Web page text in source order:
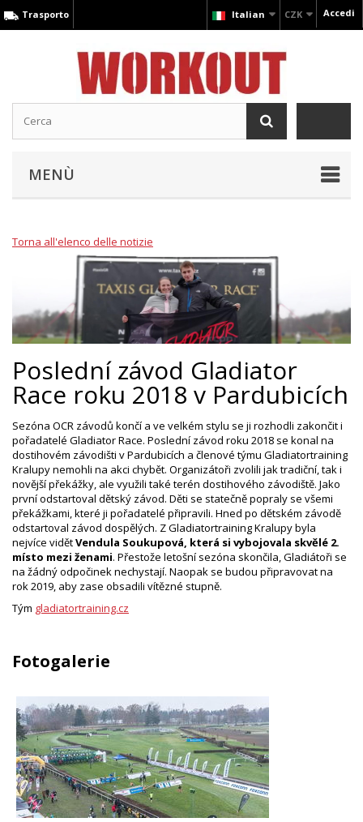
Accedi
CZK
Italian
Trasporto
MENÙ
Torna all'elenco delle notizie
Poslední závod Gladiator
Race roku 2018 v Pardubicích
Sezóna OCR závodů končí a ve velkém stylu se ji rozhodli zakončit i
pořadatelé Gladiator Race. Poslední závod roku 2018 se konal na
dostihovém závodišti v Pardubicích a členové týmu Gladiatortraining
Kralupy nemohli na akci chybět. Organizátoři zvolili jak tradiční, tak i
novější překážky, ale využili také terén dostihového závodiště. Jako
první odstartoval dětský závod. Děti se statečně popraly se všemi
překážkami, které ji pořadatelé připravili. Hned po dětském závodě
odstartoval závod dospělých. Z Gladiatortraining Kralupy byla
nejvíce vidětVendula Soukupová, která si vybojovala skvělé 2.
místo mezi ženami. Přestože letošní sezóna skončila, Gladiátoři se
na žádný odpočinek nechystají. Naopak se budou připravovat na
rok 2019, aby zase obsadili vítězné stupně.
Tým gladiatortraining.cz
Fotogalerie